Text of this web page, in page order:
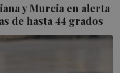
y Murcia en alerta
de hasta 44 grados